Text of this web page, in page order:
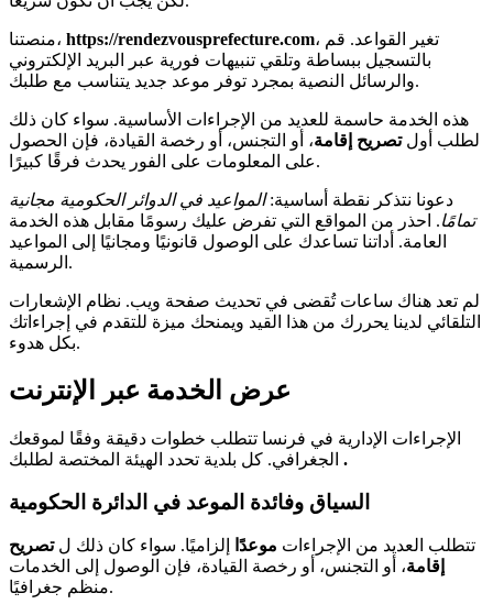
منصتنا، https://rendezvousprefecture.com، تغير القواعد. قم
بالتسجيل ببساطة وتلقي تنبيهات فورية عبر البريد الإلكتروني
والرسائل النصية بمجرد توفر موعد جديد يتناسب مع طلبك.
هذه الخدمة حاسمة للعديد من الإجراءات الأساسية. سواء كان ذلك
لطلب أولتصريح إقامة، أو التجنس، أو رخصة القيادة، فإن الحصول
على المعلومات على الفور يحدث فرقًا كبيرًا.
دعونا نتذكر نقطة أساسية:المواعيد في الدوائر الحكومية مجانية
تمامًا. احذر من المواقع التي تفرض عليك رسومًا مقابل هذه الخدمة
العامة. أداتنا تساعدك على الوصول قانونيًا ومجانيًا إلى المواعيد
الرسمية.
لم تعد هناك ساعات تُقضى في تحديث صفحة ويب. نظام الإشعارات
التلقائي لدينا يحررك من هذا القيد ويمنحك ميزة للتقدم في إجراءاتك
بكل هدوء.
عرض الخدمة عبر الإنترنت
الإجراءات الإدارية في فرنسا تتطلب خطوات دقيقة وفقًا لموقعك
.
السياق وفائدة الموعد في الدائرة الحكومية
تتطلب العديد من الإجراءات موعدًا إلزاميًا. سواء كان ذلك لتصريح
إقامة، أو التجنس، أو رخصة القيادة، فإن الوصول إلى الخدمات
منظم جغرافيًا.